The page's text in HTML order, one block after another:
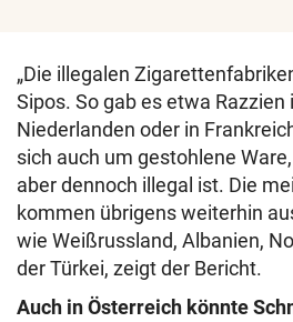
„Die illegalen
Sipos. So gab es etwa Razzien
Niederlanden oder in
sich auch um gestohlene
aber dennoch illegal ist. Die
kommen übrigens weiterhin
wie Weißrussland, Albanien,
der Türkei, zeigt der Bericht.
Auch in Österreich könnte